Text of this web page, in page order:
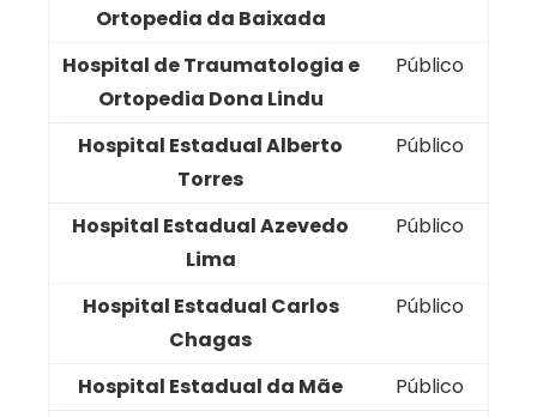
Ortopedia da Baixada
Hospital de Traumatologia e
Ortopedia Dona Lindu
Público
Hospital Estadual Alberto
Torres
Público
Hospital Estadual Azevedo
Lima
Público
Hospital Estadual Carlos
Chagas
Público
Hospital Estadual da Mãe
Público